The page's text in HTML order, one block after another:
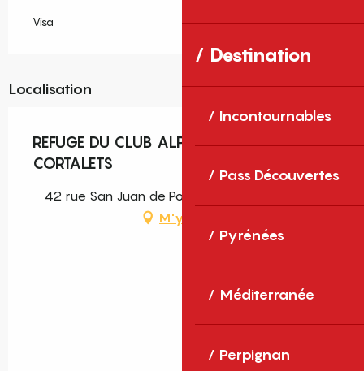
Destination
Incontournables
Pass Découvertes
Pyrénées
Méditerranée
Perpignan
Visa
Localisation
REFUGE DU CLUB ALPIN FRANÇAIS DES
CORTALETS
42 rue San Juan de Porto Rico, 66500 Prades
M'y rendre